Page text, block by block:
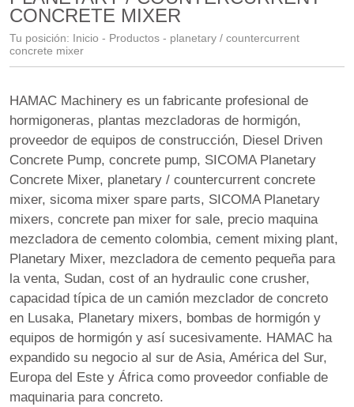
CONCRETE MIXER
Tu posición: Inicio - Productos- planetary / countercurrent
concrete mixer
HAMAC Machinery es un fabricante profesional de
hormigoneras, plantas mezcladoras de hormigón,
proveedor de equipos de construcción, Diesel Driven
Concrete Pump, concrete pump, SICOMA Planetary
Concrete Mixer, planetary / countercurrent concrete
mixer, sicoma mixer spare parts, SICOMA Planetary
mixers, concrete pan mixer for sale, precio maquina
mezcladora de cemento colombia, cement mixing plant,
Planetary Mixer, mezcladora de cemento pequeña para
la venta, Sudan, cost of an hydraulic cone crusher,
capacidad típica de un camión mezclador de concreto
en Lusaka, Planetary mixers, bombas de hormigón y
equipos de hormigón y así sucesivamente. HAMAC ha
expandido su negocio al sur de Asia, América del Sur,
Europa del Este y África como proveedor confiable de
maquinaria para concreto.